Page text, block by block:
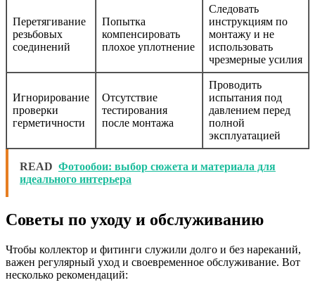
Перетягивание
резьбовых
соединений
Попытка
компенсировать
плохое уплотнение
Следовать
инструкциям по
монтажу и не
использовать
чрезмерные усилия
Игнорирование
проверки
герметичности
Отсутствие
тестирования
после монтажа
Проводить
испытания под
давлением перед
полной
эксплуатацией
READ Фотообои: выбор сюжета и материала для
идеального интерьера
Советы по уходу и обслуживанию
Чтобы коллектор и фитинги служили долго и без нареканий,
важен регулярный уход и своевременное обслуживание. Вот
несколько рекомендаций: